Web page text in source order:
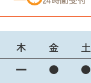
木 金 土
━ ● ●